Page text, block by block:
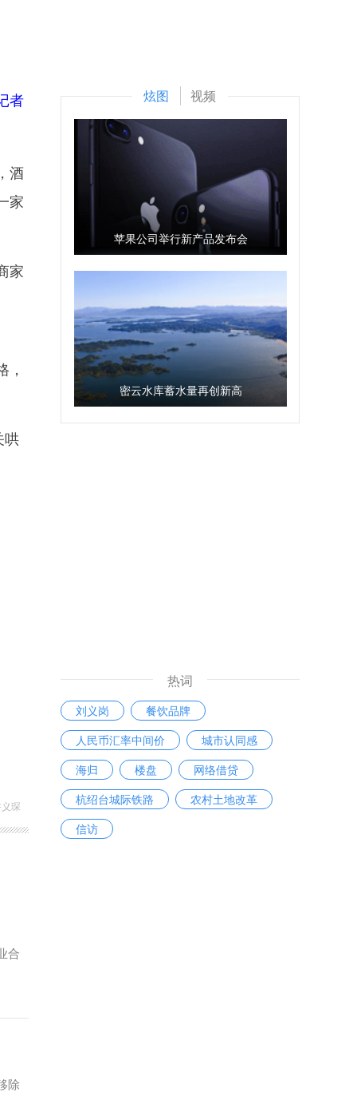
者
酒
家
家
哄
琛
合
除
炫图 视频
苹果公司举行新产品发布会
密云水库蓄水量再创新高
热词
刘义岗
餐饮品牌
人民币汇率中间价
城市认同感
海归
楼盘
网络借贷
杭绍台城际铁路
农村土地改革
信访